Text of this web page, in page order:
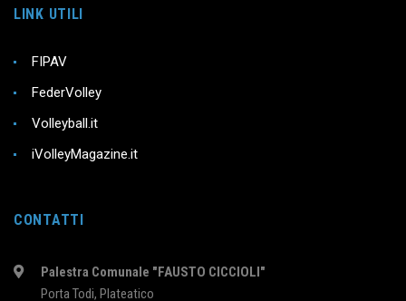
LINK UTILI
FIPAV
FederVolley
Volleyball.it
iVolleyMagazine.it
CONTATTI
Palestra Comunale "FAUSTO CICCIOLI"
Porta Todi, Plateatico